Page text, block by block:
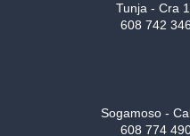
Tunja - Cra
608 742
Sogamoso -
608 774